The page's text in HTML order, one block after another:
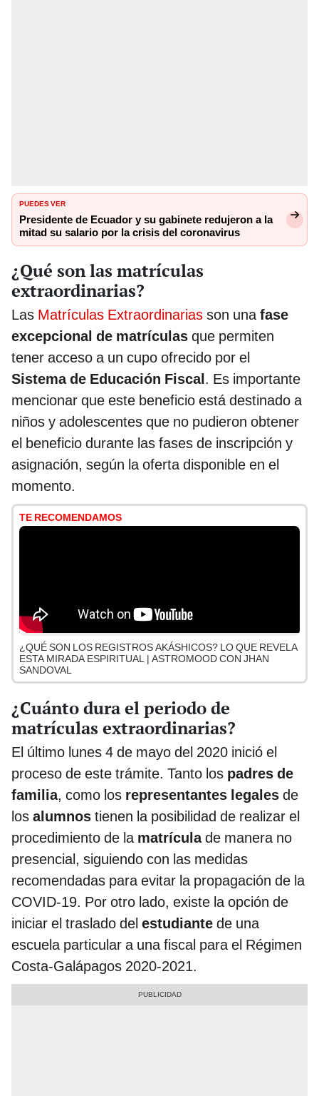
PUEDES VER
Presidente de Ecuador y su gabinete redujeron a la
mitad su salario por la crisis del coronavirus
¿Qué son las matrículas
extraordinarias?
Las Matrículas Extraordinarias son unafase
excepcional de matrículas que permiten
tener acceso a un cupo ofrecido por el
Sistema de Educación Fiscal. Es importante
mencionar que este beneficio está destinado a
niños y adolescentes que no pudieron obtener
el beneficio durante las fases de inscripción y
asignación, según la oferta disponible en el
momento.
TE RECOMENDAMOS
¿QUÉ SON LOS REGISTROS AKÁSHICOS? LO QUE REVELA
ESTA MIRADA ESPIRITUAL | ASTROMOOD CON JHAN
SANDOVAL
¿Cuánto dura el periodo de
matrículas extraordinarias?
El último lunes 4 de mayo del 2020 inició el
proceso de este trámite. Tanto los padres de
familia, como los representantes legales de
los alumnos tienen la posibilidad de realizar el
procedimiento de la matrículade manera no
presencial, siguiendo con las medidas
recomendadas para evitar la propagación de la
COVID-19. Por otro lado, existe la opción de
iniciar el traslado del estudiante de una
escuela particular a una fiscal para el Régimen
Costa-Galápagos 2020-2021.